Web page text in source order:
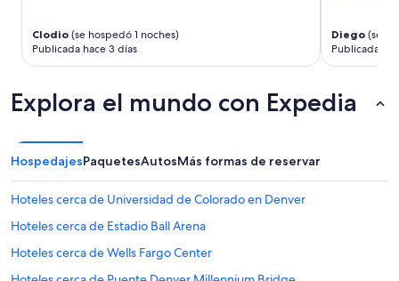
Clodio (se hospedó 1 noches)
Publicada hace 3 días
Diego (se
Publicada
Explora el mundo con Expedia
HospedajesPaquetesAutosMás formas de reservar
Hoteles cerca de Universidad de Colorado en Denver
Hoteles cerca de Estadio Ball Arena
Hoteles cerca de Wells Fargo Center